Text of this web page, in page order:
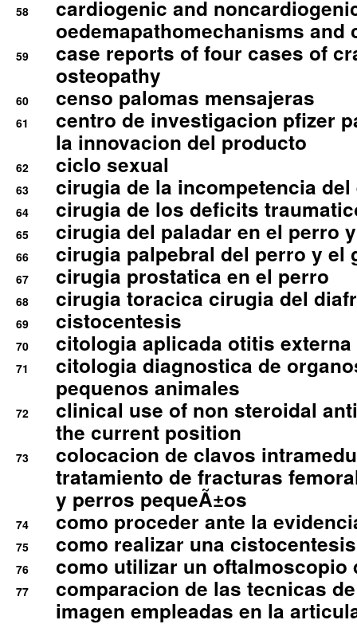
58
cardiogenic and
oedemapathomechanisms and
59
case reports of four cases of
osteopathy
60 censo palomas mensajeras
61
centro de investigacion pfizer
la innovacion del producto
62 ciclo sexual
63 cirugia de la incompetencia
64 cirugia de los deficits
65 cirugia del paladar en el perro
66 cirugia palpebral del perro y el
67 cirugia prostatica en el perro
68 cirugia toracica cirugia del
69 cistocentesis
70 citologia aplicada otitis externa
71
citologia diagnostica de
pequenos animales
72
clinical use of non steroidal
the current position
73
colocacion de clavos
tratamiento de fracturas
y perros pequeÃ±os
74 como proceder ante la
75 como realizar una
76 como utilizar un oftalmoscopio
77
comparacion de las tecnicas
imagen empleadas en la